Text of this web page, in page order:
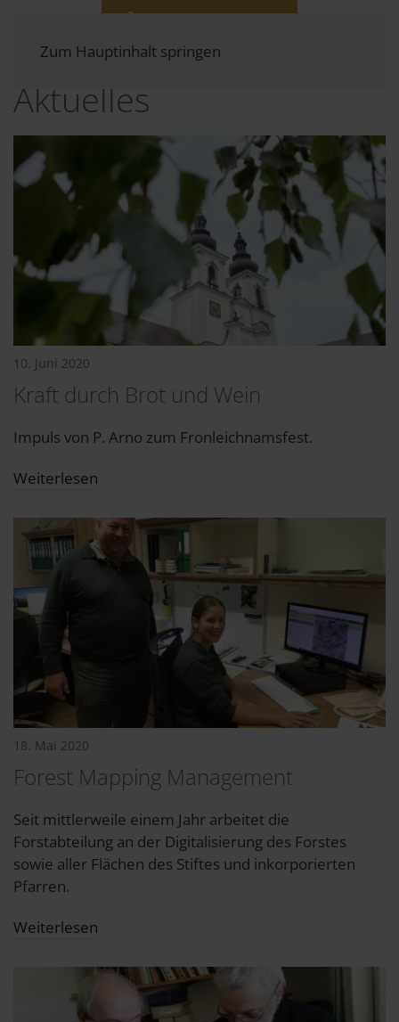
Zum Hauptinhalt springen
Aktuelles
10. Juni 2020
Kraft durch Brot und Wein
Impuls von P. Arno zum Fronleichnamsfest.
Weiterlesen
18. Mai 2020
Forest Mapping Management
Seit mittlerweile einem Jahr arbeitet die
Forstabteilung an der Digitalisierung des Forstes
sowie aller Flächen des Stiftes und inkorporierten
Pfarren.
Weiterlesen